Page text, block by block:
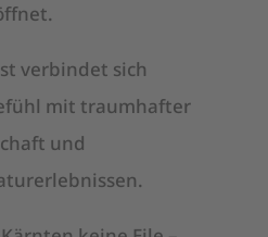
verbindet sich
mit traumhafter
und